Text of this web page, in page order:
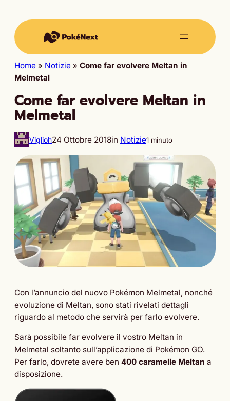
Home » Notizie » Come far evolvere Meltan in
Melmetal
Come far evolvere Meltan in
Melmetal
Viglioh24 Ottobre 2018in Notizie1 minuto
Con l’annuncio del nuovo Pokémon Melmetal, nonché
evoluzione di Meltan, sono stati rivelati dettagli
riguardo al metodo che servirà per farlo evolvere.
Sarà possibile far evolvere il vostro Meltan in
Melmetal soltanto sull’applicazione di Pokémon GO.
Per farlo, dovrete avere ben 400 caramelle Meltan a
disposizione.